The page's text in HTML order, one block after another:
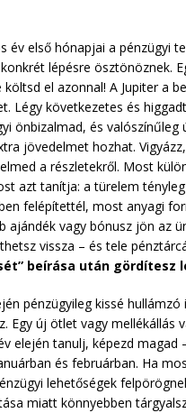
év első hónapjai a pénzügyi
lépésre ösztönöznek.
el azonnal! A Jupiter a
Légy következetes és
önbizalmad, és valószínűleg
jövedelmet hozhat.
a részletekről. Most
azt tanítja: a türelem
felépítettél, most anyagi
ajándék vagy bónusz jön az
vissza – és tele
beírása után gördítesz
pénzügyileg kissé hullámzó
Egy új ötlet vagy mellékállás
elején tanulj, képezd magad
és februárban. Ha
lehetőségek
miatt könnyebben